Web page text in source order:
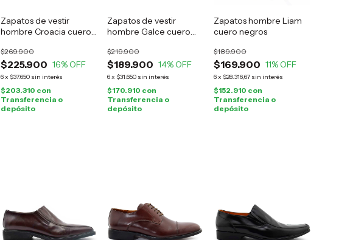
Zapatos de vestir
hombre Croacia cuero
$225.900
$269.900
16% OFF
6x $37.650 sin interés
$203.310 con
Transferencia o
depósito
Zapatos de vestir
hombre Galce cuero
$189.900
$219.900
14% OFF
6x $31.650 sin interés
$170.910 con
Transferencia o
depósito
Zapatos hombre Liam
cuero negros
$169.900
$189.900
11% OFF
6x $28.316,67 sin interés
$152.910 con
Transferencia o
depósito